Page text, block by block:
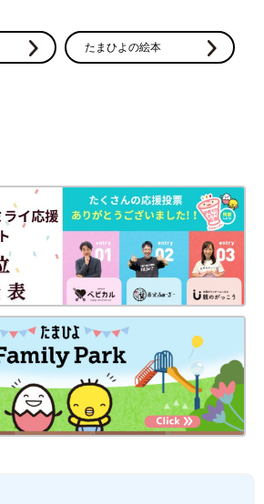
たまひよの絵本